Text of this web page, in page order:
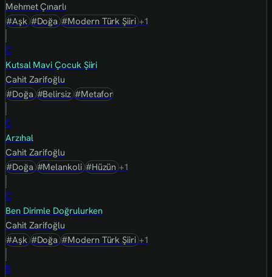
Mehmet Çınarlı
#Aşk#Doğa#Modern Türk Şiiri+1
C
Kutsal Mavi Çocuk Şiiri
Cahit Zarifoğlu
#Doğa#Belirsiz#Metafor
C
Arzıhal
Cahit Zarifoğlu
#Doğa#Melankoli#Hüzün+1
C
Ben Dirimle Doğrulurken
Cahit Zarifoğlu
#Aşk#Doğa#Modern Türk Şiiri+1
B